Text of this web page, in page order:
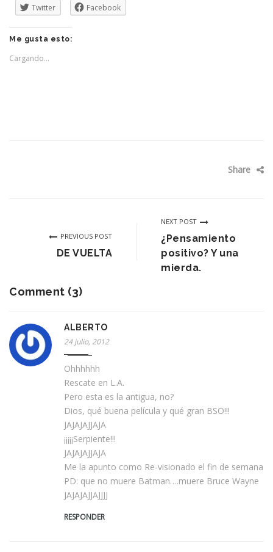
Twitter Facebook
Me gusta esto:
Cargando...
Share
PREVIOUS POST
DE VUELTA
NEXT POST
¿Pensamiento
positivo? Y una
mierda.
Comment (3)
ALBERTO
24 julio, 2012
Ohhhhhh
Rescate en L.A.
Pero esta es la antigua, no?
Dios, qué buena película y qué gran BSO!!!
JAJAJAJJAJA
¡¡¡¡¡Serpiente!!!
JAJAJAJJAJA
Me la apunto como Re-visionado el fin de semana
PD: que no muere Batman….muere Bruce Wayne
JAJAJAJJAJJJJ
RESPONDER